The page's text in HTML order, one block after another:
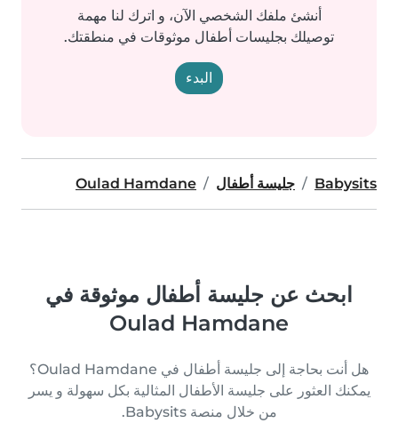
أنشئ ملفك الشخصي الآن، و اترك لنا مهمة
توصيلك بجليسات أطفال موثوقات في منطقتك.
البدء
Babysits جليسة أطفال Oulad Hamdane
ابحث عن جليسة أطفال موثوقة في
Oulad Hamdane
هل أنت بحاجة إلى جليسة أطفال في Oulad Hamdane؟
يمكنك العثور على جليسة الأطفال المثالية بكل سهولة و يسر
من خلال منصة Babysits.